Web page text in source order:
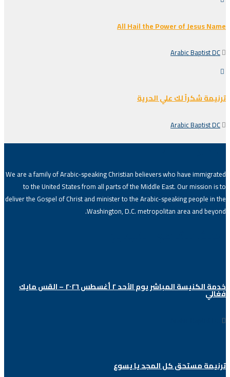
All Hail the Power of Jesus Name
Arabic Baptist DC
ترنيمة شكراً لك علي الحرية
Arabic Baptist DC
معلومات عنا
We are a family of Arabic-speaking Christian believers who have immigrated
to the United States from all parts of the Middle East. Our mission is to
deliver the Gospel of Christ and minister to the Arabic-speaking people in the
Washington, D.C. metropolitan area and beyond.
خدمة الكنيسة المباشر يوم الأحد ٢ أغسطس ٢٠٢٦ – القس مايك
فغالي
ترنيمة مستحق كل المجد يا يسوع